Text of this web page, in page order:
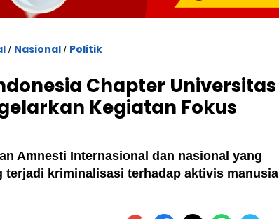
/ Nasional / Politik
Chapter Universitas
Kegiatan Fokus
Amnesti Internasional dan nasional yang
kriminalisasi terhadap aktivis manusia